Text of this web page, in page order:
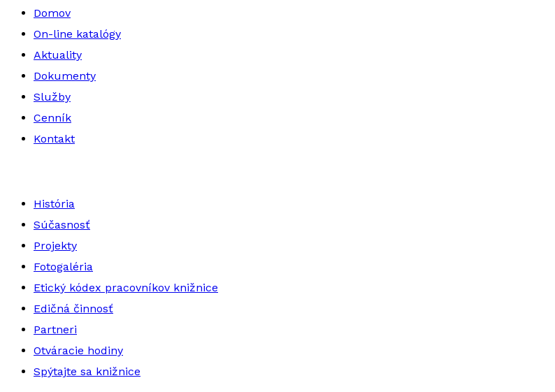
Domov
On-line katalógy
Aktuality
Dokumenty
Služby
Cenník
Kontakt
História
Súčasnosť
Projekty
Fotogaléria
Etický kódex pracovníkov knižnice
Edičná činnosť
Partneri
Otváracie hodiny
Spýtajte sa knižnice